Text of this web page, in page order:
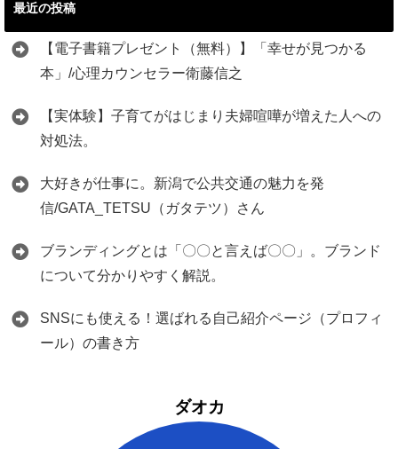
最近の投稿
【電子書籍プレゼント（無料）】「幸せが見つかる
本」/心理カウンセラー衛藤信之
【実体験】子育てがはじまり夫婦喧嘩が増えた人への
対処法。
大好きが仕事に。新潟で公共交通の魅力を発
信/GATA_TETSU（ガタテツ）さん
ブランディングとは「〇〇と言えば〇〇」。ブランド
について分かりやすく解説。
SNSにも使える！選ばれる自己紹介ページ（プロフィ
ール）の書き方
ダオカ